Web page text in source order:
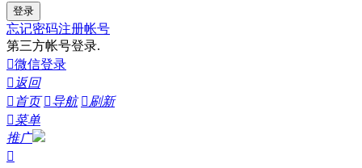
登录
忘记密码注册帐号
第三方帐号登录.
微信登录
 返回
 首页 导航 刷新
菜单
推广
